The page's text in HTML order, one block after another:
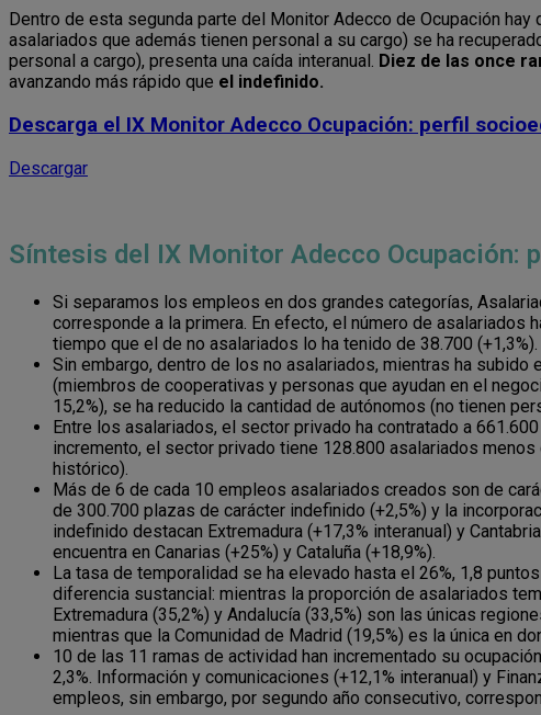
Dentro de esta segunda parte del Monitor Adecco de Ocupación hay
asalariados que además tienen personal a su cargo) se ha
personal a cargo), presenta una caída interanual. Diez de las once
avanzando más rápido que el indefinido.
Descarga el IX Monitor Adecco Ocupación: perfil
Descargar
Síntesis del IX Monitor Adecco Ocupación:
Si separamos los empleos en dos grandes categorías,
corresponde a la primera. En efecto, el número de asalariados
tiempo que el de no asalariados lo ha tenido de 38.700 (+1,3%).
Sin embargo, dentro de los no asalariados, mientras ha
(miembros de cooperativas y personas que ayudan en el
15,2%), se ha reducido la cantidad de autónomos (no tienen
Entre los asalariados, el sector privado ha contratado a
incremento, el sector privado tiene 128.800 asalariados
histórico).
Más de 6 de cada 10 empleos asalariados creados son de
de 300.700 plazas de carácter indefinido (+2,5%) y la
indefinido destacan Extremadura (+17,3% interanual) y
encuentra en Canarias (+25%) y Cataluña (+18,9%).
La tasa de temporalidad se ha elevado hasta el 26%, 1,8
diferencia sustancial: mientras la proporción de asalariados
Extremadura (35,2%) y Andalucía (33,5%) son las únicas
mientras que la Comunidad de Madrid (19,5%) es la única en
10 de las 11 ramas de actividad han incrementado su
2,3%. Información y comunicaciones (+12,1% interanual) y
empleos, sin embargo, por segundo año consecutivo,